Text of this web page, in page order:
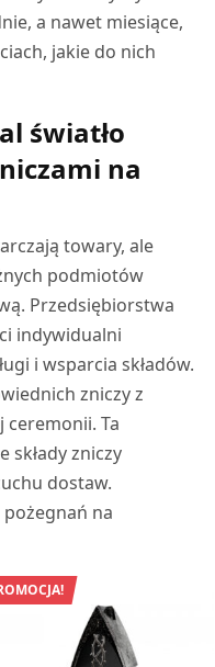
a nawet miesiące,
jakie do nich
światło
na
towary, ale
podmiotów
Przedsiębiorstwa
indywidualni
i wsparcia składów.
zniczy z
Ta
składy zniczy
dostaw.
na